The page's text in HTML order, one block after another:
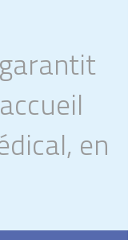
en